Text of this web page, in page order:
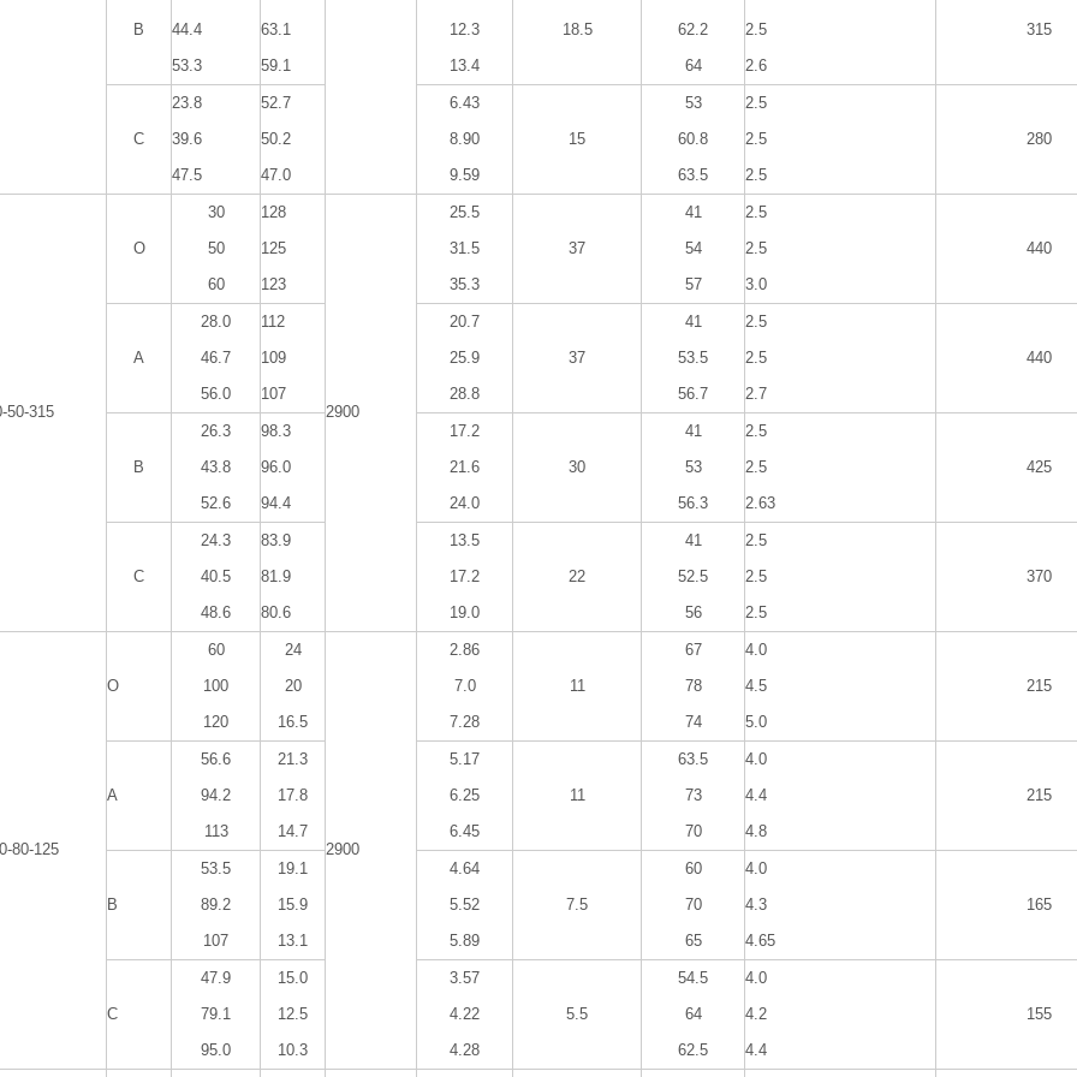
B
44.4
53.3
63.1
59.1
12.3
13.4
18.5
62.2
64
2.5
2.6
315
C
23.8
39.6
47.5
52.7
50.2
47.0
6.43
8.90
9.59
15
53
60.8
63.5
2.5
2.5
2.5
280
50-315
O
30
50
60
128
125
123
2900
25.5
31.5
35.3
37
41
54
57
2.5
2.5
3.0
440
A
28.0
46.7
56.0
112
109
107
20.7
25.9
28.8
37
41
53.5
56.7
2.5
2.5
2.7
440
B
26.3
43.8
52.6
98.3
96.0
94.4
17.2
21.6
24.0
30
41
53
56.3
2.5
2.5
2.63
425
C
24.3
40.5
48.6
83.9
81.9
80.6
13.5
17.2
19.0
22
41
52.5
56
2.5
2.5
2.5
370
80-125
O
60
100
120
24
20
16.5
2900
2.86
7.0
7.28
11
67
78
74
4.0
4.5
5.0
215
A
56.6
94.2
113
21.3
17.8
14.7
5.17
6.25
6.45
11
63.5
73
70
4.0
4.4
4.8
215
B
53.5
89.2
107
19.1
15.9
13.1
4.64
5.52
5.89
7.5
60
70
65
4.0
4.3
4.65
165
C
47.9
79.1
95.0
15.0
12.5
10.3
3.57
4.22
4.28
5.5
54.5
64
62.5
4.0
4.2
4.4
155